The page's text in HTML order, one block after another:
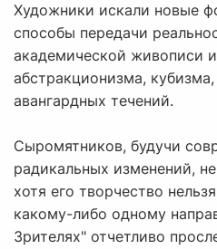
Художники искали новые
способы передачи
академической живописи
абстракционизма,
авангардных течений.
Сыромятников, будучи
радикальных изменений,
хотя его творчество
какому-либо одному
Зрителях" отчетливо